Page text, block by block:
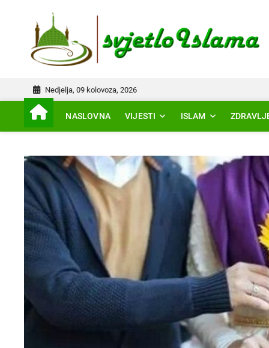
Nedjelja, 09 kolovoza, 2026
NASLOVNA VIJESTI ISLAM